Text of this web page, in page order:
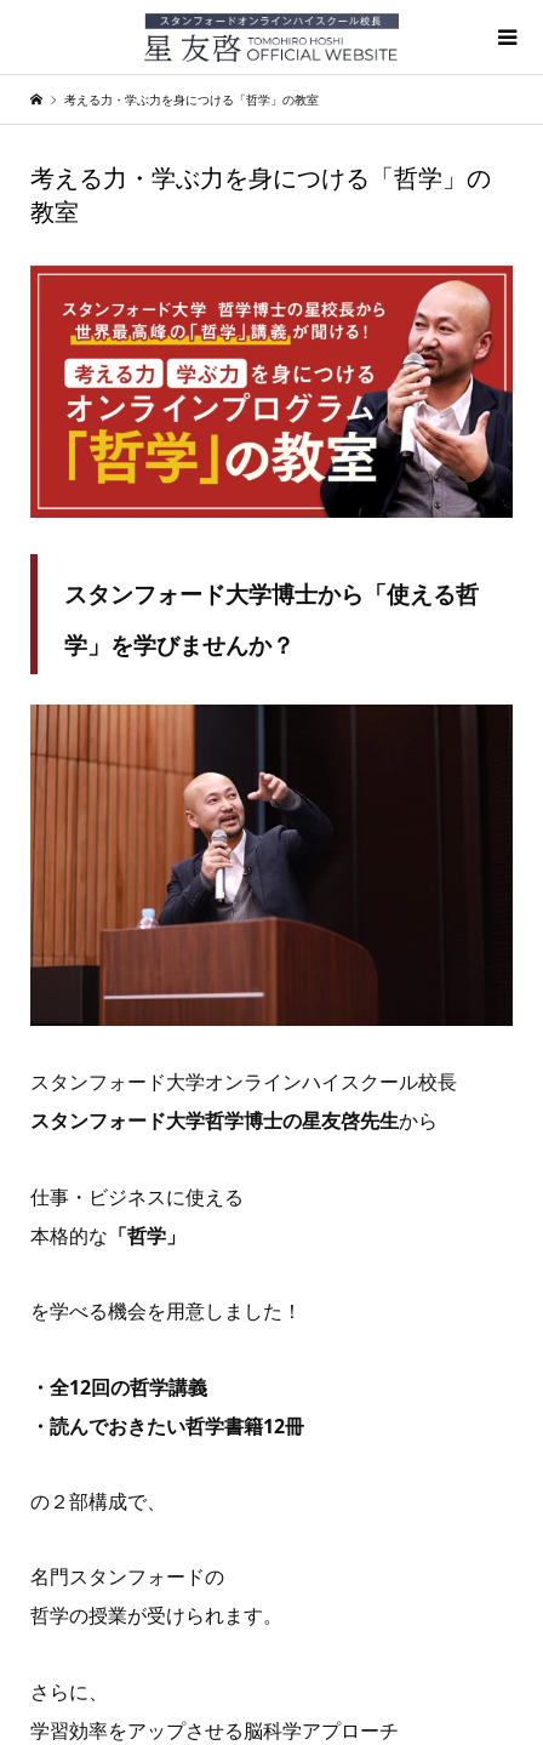
考える力・学ぶ力を身につける「哲学」の教室
考える力・学ぶ力を身につける「哲学」の
教室
スタンフォード大学博士から「使える哲
学」を学びませんか？
スタンフォード大学オンラインハイスクール校長
スタンフォード大学哲学博士の星友啓先生から
仕事・ビジネスに使える
本格的な 「哲学」
を学べる機会を用意しました！
・全12回の哲学講義
・読んでおきたい哲学書籍12冊
の２部構成で、
名門スタンフォードの
哲学の授業が受けられます。
さらに、
学習効率をアップさせる脳科学アプローチ